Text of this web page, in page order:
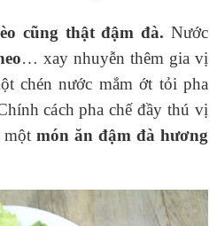
cũng thật đậm đà. Nước
… xay nhuyễn thêm gia vị
chén nước mắm ớt tỏi pha
cách pha chế đầy thú vị
một món ăn đậm đà hương